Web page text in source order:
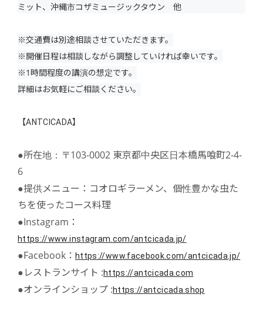
ミット、沖縄市コザミュージックタウン 他
※交通費は別途相談させていただきます。
※開催日程は相談しながら調整していければ幸いです。
※1時間程度の講演の想定です。
詳細はお気軽にご相談ください。
【ANTCICADA】
●所在地：〒103-0002 東京都中央区日本橋馬喰町2-4-
6
●提供メニュー：コオロギラーメン、個性豊かな虫た
ちを使ったコース料理
●Instagram：
https://www.instagram.com/antcicada.jp/
●Facebook： https://www.facebook.com/antcicada.jp/
●レストランサイト :https://antcicada.com
●オンラインショップ :https://antcicada.shop